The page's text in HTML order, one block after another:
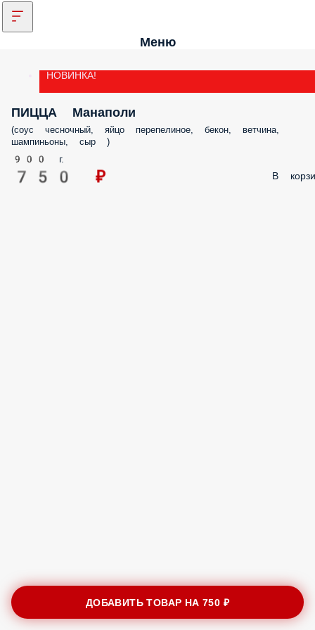
Меню
НОВИНКА!
ПИЦЦА Манаполи
(соус чесночный, яйцо перепелиное, бекон, ветчина,
шампиньоны, сыр )
900 г.
750 ₽ В
ДОБАВИТЬ ТОВАР НА750 ₽